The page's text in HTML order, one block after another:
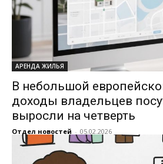
АРЕНДА ЖИЛЬЯ
В небольшой
доходы владельцев
выросли на четверть
Отдел новостей - 05.02.2026